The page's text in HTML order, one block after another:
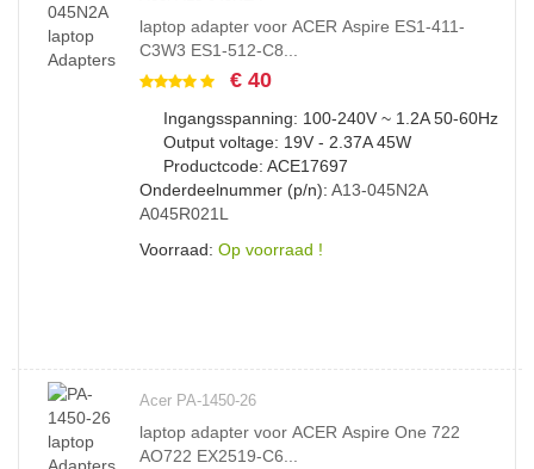
laptop adapter voor ACER Aspire ES1-411-
C3W3 ES1-512-C8...
€ 40
Ingangsspanning: 100-240V ~ 1.2A 50-60Hz
Output voltage: 19V - 2.37A 45W
Productcode: ACE17697
Onderdeelnummer (p/n): A13-045N2A
A045R021L
Voorraad: Op voorraad !
Acer PA-1450-26
laptop adapter voor ACER Aspire One 722
AO722 EX2519-C6...